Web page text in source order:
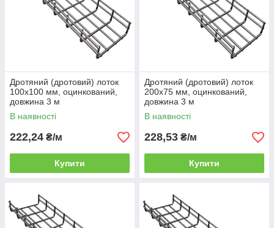
Дротяний (дротовий) лоток
100х100 мм, оцинкований,
довжина 3 м
В наявності
222,24 ₴/м
Купити
Дротяний (дротовий) лоток
200х75 мм, оцинкований,
довжина 3 м
В наявності
228,53 ₴/м
Купити